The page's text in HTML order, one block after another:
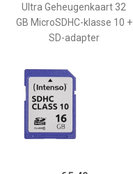
Ultra Geheugenkaart 32
GB MicroSDHC-klasse 10 +
SD-adapter